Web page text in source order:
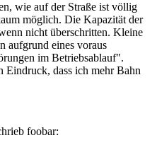
wie auf der Straße ist völlig
möglich. Die Kapazität der
nicht überschritten. Kleine
aufgrund eines voraus
im Betriebsablauf".
Eindruck, dass ich mehr Bahn
foobar: